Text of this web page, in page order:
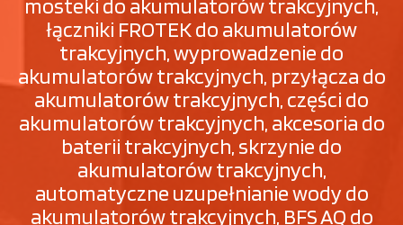
mosteki do akumulatorów trakcyjnych,
łączniki FROTEK do akumulatorów
trakcyjnych, wyprowadzenie do
akumulatorów trakcyjnych, przyłącza do
akumulatorów trakcyjnych, części do
akumulatorów trakcyjnych, akcesoria do
baterii trakcyjnych, skrzynie do
akumulatorów trakcyjnych,
automatyczne uzupełnianie wody do
akumulatorów trakcyjnych, BFS AQ do